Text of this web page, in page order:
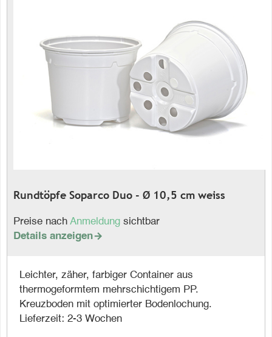
Rundtöpfe Soparco Duo - Ø 10,5 cm weiss
Preise nach Anmeldung sichtbar
Details anzeigen
Leichter, zäher, farbiger Container aus
thermogeformtem mehrschichtigem PP.
Kreuzboden mit optimierter Bodenlochung.
Lieferzeit: 2-3 Wochen